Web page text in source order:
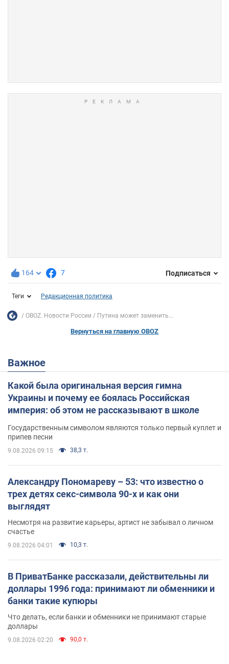
164 7 Подписаться
Теги Редакционная политика
OBOZ. Новости России Путина может заменить...
Вернуться на главную OBOZ
Важное
Какой была оригинальная версия гимна
Украины и почему ее боялась Российская
империя: об этом не рассказывают в школе
Государственным символом являются только первый куплет и
припев песни
9.08.2026 09:15 38,3 т.
Александру Пономареву – 53: что известно о
трех детях секс-символа 90-х и как они
выглядят
Несмотря на развитие карьеры, артист не забывал о личном
счастье
9.08.2026 04:01 10,3 т.
В ПриватБанке рассказали, действительны ли
доллары 1996 года: принимают ли обменники и
банки такие купюры
Что делать, если банки и обменники не принимают старые
доллары
9.08.2026 02:20 90,0 т.